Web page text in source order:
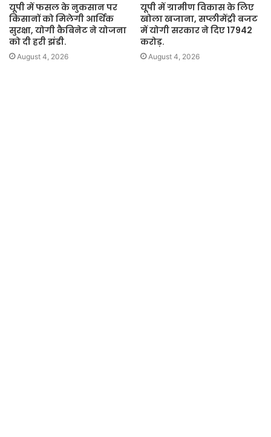
यूपी में फसल के नुकसान पर
किसानों को मिलेगी आर्थिक
सुरक्षा, योगी कैबिनेट ने योजना
को दी हरी झंडी.
August 4, 2026
यूपी में ग्रामीण विकास के लिए
खोला खजाना, सप्लीमेंट्री बजट
में योगी सरकार ने दिए 17942
करोड़.
August 4, 2026